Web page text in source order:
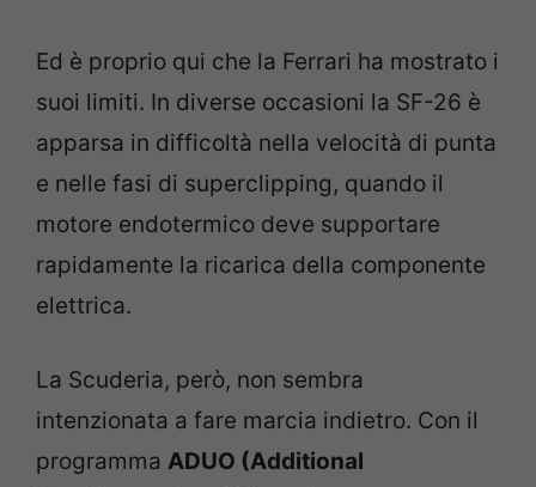
Ed è proprio qui che la Ferrari ha mostrato i
suoi limiti. In diverse occasioni la SF-26 è
apparsa in difficoltà nella velocità di punta
e nelle fasi di superclipping, quando il
motore endotermico deve supportare
rapidamente la ricarica della componente
elettrica.
La Scuderia, però, non sembra
intenzionata a fare marcia indietro. Con il
programma ADUO (Additional